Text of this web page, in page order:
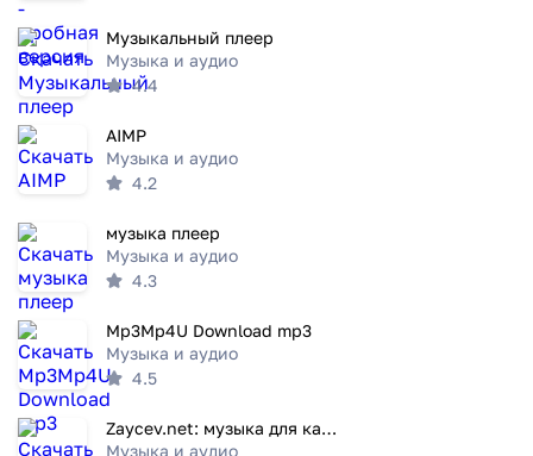
Музыкальный плеер
Музыка и аудио
4.4
AIMP
Музыка и аудио
4.2
музыка плеер
Музыка и аудио
4.3
Mp3Mp4U Download mp3
Музыка и аудио
4.5
Zaycev.net: музыка для каждого
Музыка и аудио